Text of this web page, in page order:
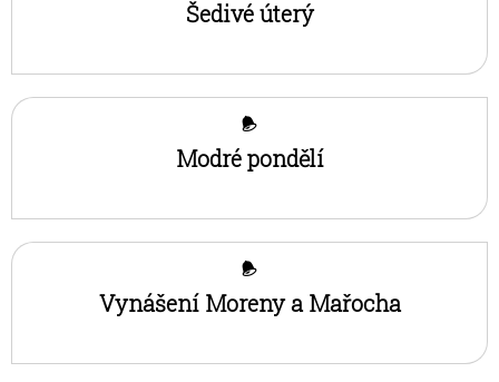
Šedivé úterý
Modré pondělí
Vynášení Moreny a Mařocha